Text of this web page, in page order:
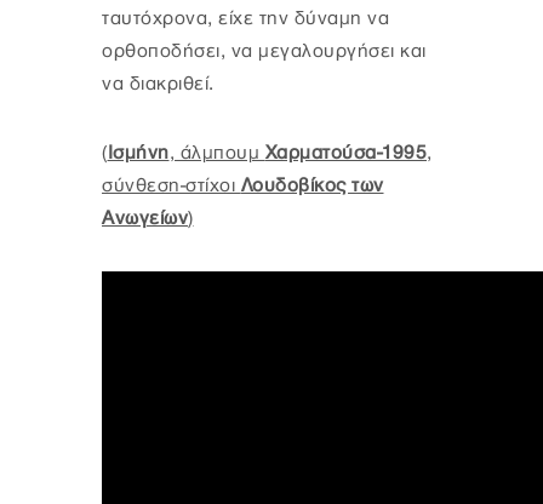
ταυτόχρονα, είχε την δύναμη να
ορθοποδήσει, να μεγαλουργήσει και
να διακριθεί.
( Ισμήνη, άλμπουμ Χαρματούσα-1995,
σύνθεση-στίχοι Λουδοβίκος των
Ανωγείων)